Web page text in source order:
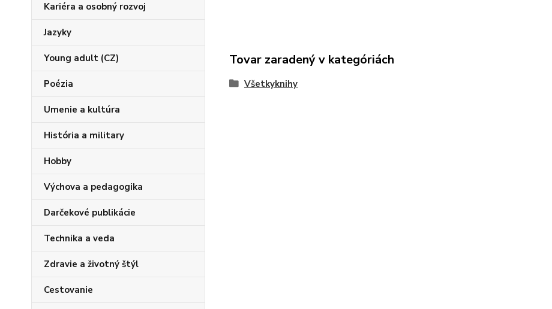
Kariéra a osobný rozvoj
Jazyky
Young adult (CZ)
Poézia
Umenie a kultúra
História a military
Hobby
Výchova a pedagogika
Darčekové publikácie
Technika a veda
Zdravie a životný štýl
Cestovanie
Tovar zaradený v kategóriách
Všetkyknihy